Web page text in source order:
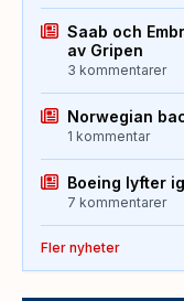
Saab och
av Gripen
3 kommentarer
Norwegian
1 kommentar
Boeing lyfter
7 kommentarer
Fler nyheter